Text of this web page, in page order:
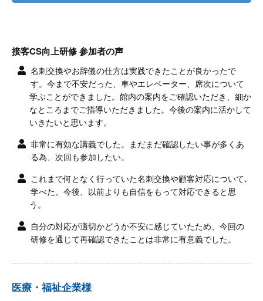
接客CS向上研修 参加者の声
名刺交換やお辞儀の仕方は実践できたことが良かったで
す。今まで不安だった、車やエレベーター、席次について
学ぶことができました。館内の案内をご確認いただき、細か
なところまでご指導いただきました。今後の案内に活かして
いきたいと思います。
非常に有効な講義でした。まだまだ確認したい事が多くあ
る為、次回も参加したい。
これまで何となく行っていた名刺交換や顧客対応について､
学べた。今後、以前よりも自信をもって対応できると思
う。
自分の対応が適切かどうか不安に感じていたため、今回の
研修を通じて再確認できたことは非常に有意義でした。
医療・福祉企業様